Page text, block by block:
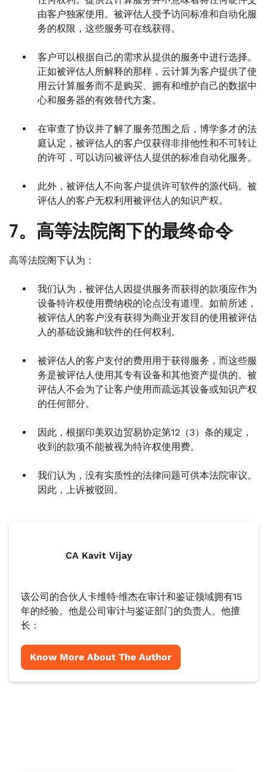
由客户独家使用。被评估人授予访问标准和自动化服
务的权限，这些服务可在线获得。
客户可以根据自己的需求从提供的服务中进行选择。
正如被评估人所解释的那样，云计算为客户提供了使
用云计算服务而不是购买、拥有和维护自己的数据中
心和服务器的有效替代方案。
在审查了协议并了解了服务范围之后，博学多才的法
庭认定，被评估人的客户仅获得非排他性和不可转让
的许可，可以访问被评估人提供的标准自动化服务。
此外，被评估人不向客户提供许可软件的源代码。被
评估人的客户无权利用被评估人的知识产权。
7。高等法院阁下的最终命令
高等法院阁下认为：
我们认为，被评估人因提供服务而获得的款项应作为
设备特许权使用费纳税的论点没有道理。如前所述，
被评估人的客户没有获得为商业开发目的使用被评估
人的基础设施和软件的任何权利。
被评估人的客户支付的费用用于获得服务，而这些服
务是被评估人使用其专有设备和其他资产提供的。被
评估人不会为了让客户使用而疏远其设备或知识产权
的任何部分。
因此，根据印美双边贸易协定第12（3）条的规定，
收到的款项不能被视为特许权使用费。
我们认为，没有实质性的法律问题可供本法院审议。
因此，上诉被驳回。
CA Kavit Vijay
该公司的合伙人卡维特·维杰在审计和鉴证领域拥有15
年的经验。他是公司审计与鉴证部门的负责人。他擅
长：
Know More About The Author